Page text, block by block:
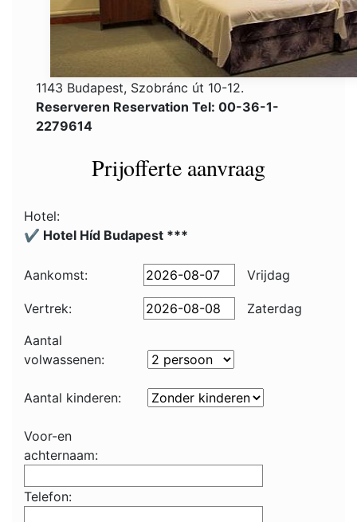
1143 Budapest, Szobránc út 10-12.
Reserveren Reservation Tel: 00-36-1-
2279614
Prijofferte aanvraag
Hotel:
✔️ Hotel Híd Budapest ***
Aankomst: Vrijdag
Vertrek:
Zaterdag
Aantal
volwassenen:
Aantal kinderen:
Voor-en
achternaam:
Telefon: